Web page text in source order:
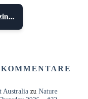
Australiazu Nature